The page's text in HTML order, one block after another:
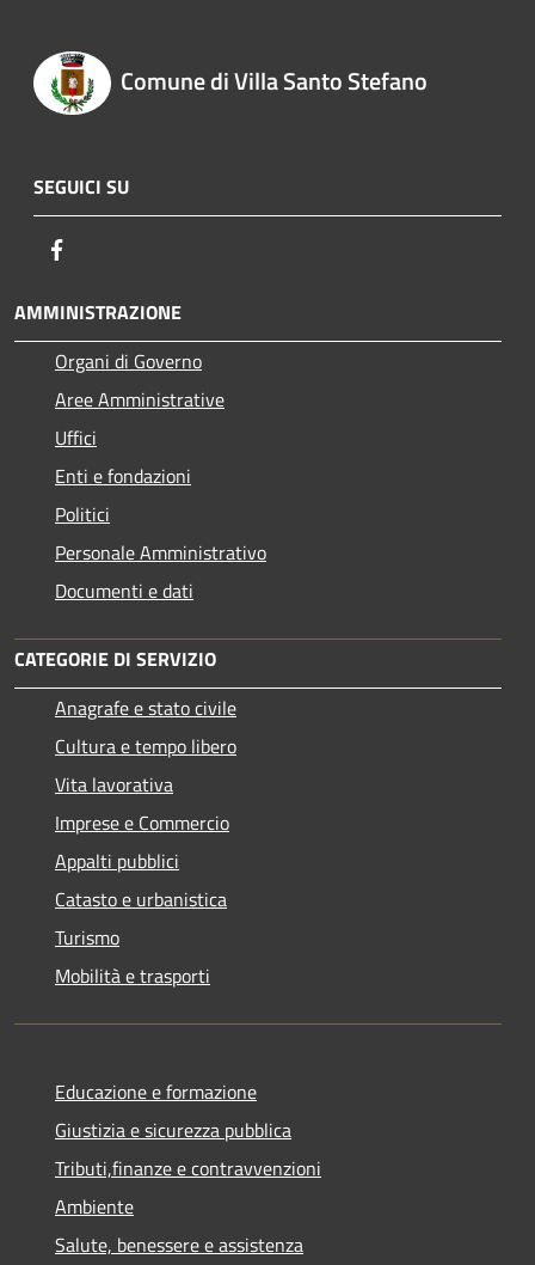
Comune di Villa Santo Stefano
SEGUICI SU
AMMINISTRAZIONE
Organi di Governo
Aree Amministrative
Uffici
Enti e fondazioni
Politici
Personale Amministrativo
Documenti e dati
CATEGORIE DI SERVIZIO
Anagrafe e stato civile
Cultura e tempo libero
Vita lavorativa
Imprese e Commercio
Appalti pubblici
Catasto e urbanistica
Turismo
Mobilità e trasporti
Educazione e formazione
Giustizia e sicurezza pubblica
Tributi,finanze e contravvenzioni
Ambiente
Salute, benessere e assistenza